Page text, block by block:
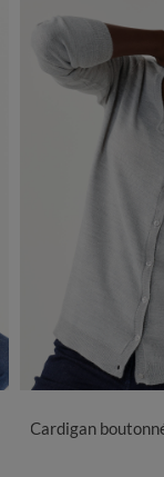
Cardigan boutonné col rond